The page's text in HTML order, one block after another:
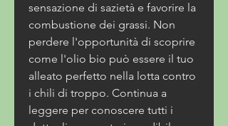
sensazione di sazietà e favorire la
combustione dei grassi. Non
perdere l'opportunità di scoprire
come l'olio bio può essere il tuo
alleato perfetto nella lotta contro
i chili di troppo. Continua a
leggere per conoscere tutti i